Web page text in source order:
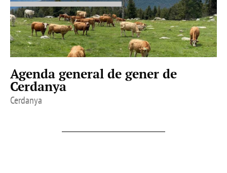
Agenda general de gener de
Cerdanya
Cerdanya